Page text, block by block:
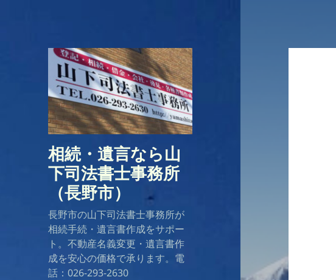
相続・遺言なら山
下司法書士事務所
（長野市）
長野市の山下司法書士事務所が
相続手続・遺言書作成をサポー
ト。不動産名義変更・遺言書作
成を安心の価格で承ります。電
話：026-293-2630